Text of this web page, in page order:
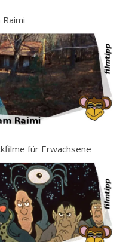
für Erwachsene